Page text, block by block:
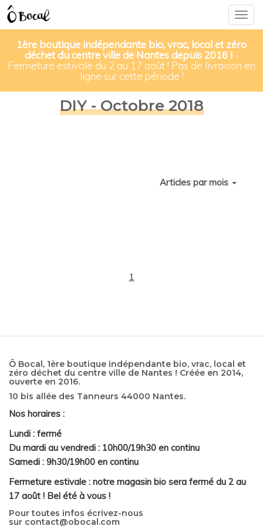
1ère boutique indépendante bio, vrac, local et zéro
déchet du centre ville de Nantes depuis 2016 ! -
Fermeture estivale du 2 au 17 août ! Pas de livraison en
ligne sur cette période !
DIY - Octobre 2018
Articles par mois
1
Ô Bocal, 1ère boutique indépendante bio, vrac, local et
zéro déchet du centre ville de Nantes ! Créée en 2014,
ouverte en 2016.
10 bis allée des Tanneurs 44000 Nantes.
Nos horaires :
Lundi : fermé
Du mardi au vendredi : 10h00/19h30 en continu
Samedi : 9h30/19h00 en continu
Fermeture estivale : notre magasin bio sera fermé du 2 au
17 août ! Bel été à vous !
Pour toutes infos écrivez-nous
sur contact@obocal.com